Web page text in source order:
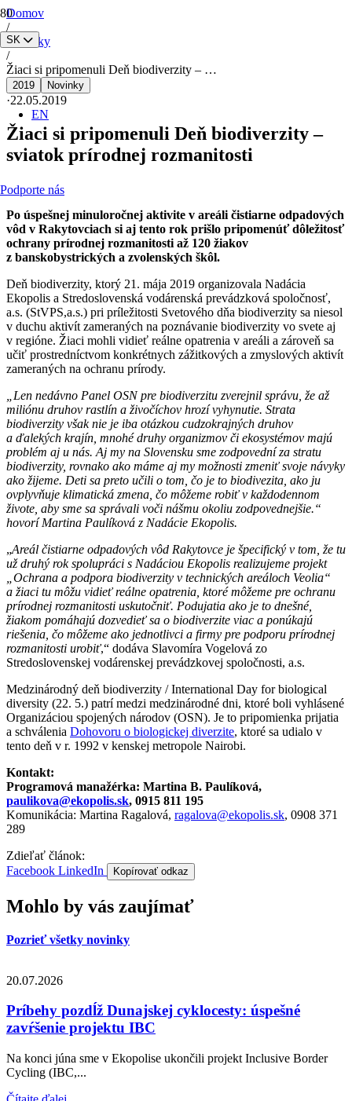
SK
EN
Podporte nás
Domov
/
Novinky
/
Žiaci si pripomenuli Deň biodiverzity – …
2019 Novinky
·22.05.2019
Žiaci si pripomenuli Deň biodiverzity –
sviatok prírodnej rozmanitosti
Po úspešnej minuloročnej aktivite v areáli čistiarne odpadových
vôd v Rakytovciach si aj tento rok prišlo pripomenúť dôležitosť
ochrany prírodnej rozmanitosti až 120 žiakov
z banskobystrických a zvolenských škôl.
Deň biodiverzity, ktorý 21. mája 2019 organizovala Nadácia
Ekopolis a Stredoslovenská vodárenská prevádzková spoločnosť,
a.s. (StVPS,a.s.) pri príležitosti Svetového dňa biodiverzity sa niesol
v duchu aktivít zameraných na poznávanie biodiverzity vo svete aj
v regióne. Žiaci mohli vidieť reálne opatrenia v areáli a zároveň sa
učiť prostredníctvom konkrétnych zážitkových a zmyslových aktivít
zameraných na ochranu prírody.
„Len nedávno Panel OSN pre biodiverzitu zverejnil správu, že až
miliónu druhov rastlín a živočíchov hrozí vyhynutie. Strata
biodiverzity však nie je iba otázkou cudzokrajných druhov
a ďalekých krajín, mnohé druhy organizmov či ekosystémov majú
problém aj u nás. Aj my na Slovensku sme zodpovední za stratu
biodiverzity, rovnako ako máme aj my možnosti zmeniť svoje návyky
ako žijeme. Deti sa preto učili o tom, čo je to biodivezita, ako ju
ovplyvňuje klimatická zmena, čo môžeme robiť v každodennom
živote, aby sme sa správali voči nášmu okoliu zodpovednejšie.“
hovorí Martina Paulíková z Nadácie Ekopolis.
„Areál čistiarne odpadových vôd Rakytovce je špecifický v tom, že tu
už druhý rok spolupráci s Nadáciou Ekopolis realizujeme projekt
„Ochrana a podpora biodiverzity v technických areáloch Veolia“
a žiaci tu môžu vidieť reálne opatrenia, ktoré môžeme pre ochranu
prírodnej rozmanitosti uskutočniť. Podujatia ako je to dnešné,
žiakom pomáhajú dozvedieť sa o biodiverzite viac a ponúkajú
riešenia, čo môžeme ako jednotlivci a firmy pre podporu prírodnej
rozmanitosti urobiť,“ dodáva Slavomíra Vogelová zo
Stredoslovenskej vodárenskej prevádzkovej spoločnosti, a.s.
Medzinárodný deň biodiverzity / International Day for biological
diversity (22. 5.) patrí medzi medzinárodné dni, ktoré boli vyhlásené
Organizáciou spojených národov (OSN). Je to pripomienka prijatia
a schválenia Dohovoru o biologickej diverzite, ktoré sa udialo v
tento deň v r. 1992 v kenskej metropole Nairobi.
Kontakt:
Programová manažérka: Martina B. Paulíková,
paulikova@ekopolis.sk, 0915 811 195
Komunikácia: Martina Ragalová, ragalova@ekopolis.sk, 0908 371
289
Zdieľať článok:
Facebook LinkedIn Kopírovať odkaz
Mohlo by vás zaujímať
Pozrieť všetky novinky
20.07.2026
Príbehy pozdĺž Dunajskej cyklocesty: úspešné
zavŕšenie projektu IBC
Na konci júna sme v Ekopolise ukončili projekt Inclusive Border
Cycling (IBC,...